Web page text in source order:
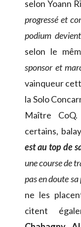
selon Yoann
progressé et
podium
selon le
sponsor et
vainqueur
la Solo
Maître
certains,
est au top de
une course de
pas en doute
ne les
citent